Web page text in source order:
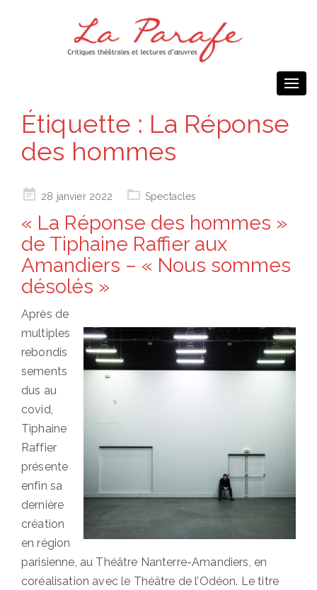
Étiquette : La Réponse
des hommes
Posted28 janvier 2022 Spectacles
« La Réponse des hommes »
de Tiphaine Raffier aux
Amandiers – « Nous sommes
désolés »
Après de
multiples
rebondis
sements
dus au
covid,
Tiphaine
Raffier
présente
enfin sa
dernière
création
en région
parisienne, au Théâtre Nanterre-Amandiers, en
coréalisation avec le Théâtre de l’Odéon. Le titre